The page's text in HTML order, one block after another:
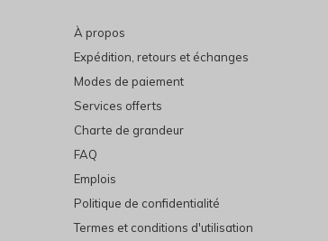
À propos
Expédition, retours et échanges
Modes de paiement
Services offerts
Charte de grandeur
FAQ
Emplois
Politique de confidentialité
Termes et conditions d'utilisation